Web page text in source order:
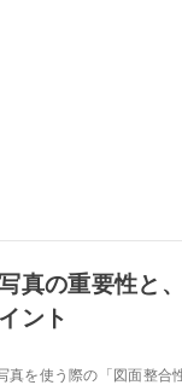
真の重要性と
ント
真を使う際の「図面整合